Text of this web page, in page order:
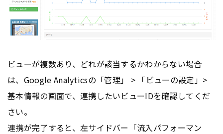
ビューが複数あり、どれが該当するかわからない場合
は、 Google Analyticsの「管理」 > 「ビューの設定」>
基本情報の画面で、連携したいビューIDを確認してくだ
さい。
連携が完了すると、左サイドバー「流入パフォーマン